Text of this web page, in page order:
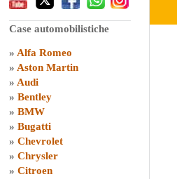
Case automobilistiche
» Alfa Romeo
» Aston Martin
» Audi
» Bentley
» BMW
» Bugatti
» Chevrolet
» Chrysler
» Citroen